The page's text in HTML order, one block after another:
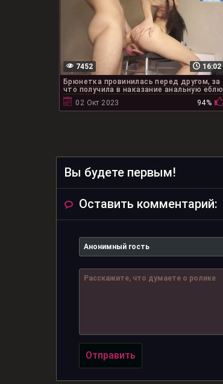
16:02
7452
Брюнетка провинилась перед другом, за
что получила в наказание анальную еблю
02 Окт 2023
94%
Вы будете первым!
Оставить комментарий:
Отправить